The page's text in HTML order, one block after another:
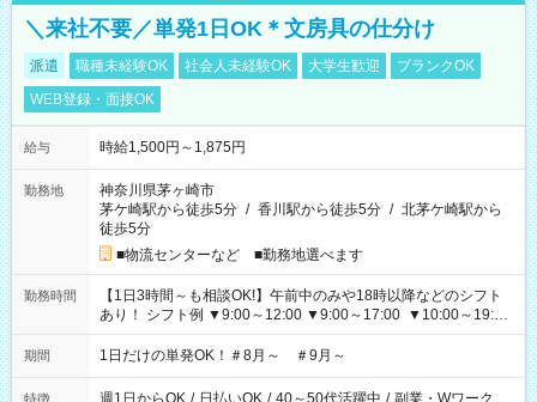
＼来社不要／単発1日OK＊文房具の仕分け
派遣 職種未経験OK 社会人未経験OK 大学生歓迎
ブランクOK
WEB登録・面接OK
給与 時給1,500円～1,875円
勤務地
神奈川県茅ヶ崎市
茅ケ崎駅から徒歩5分 / 香川駅から徒歩5分 / 北茅ケ崎駅から
徒歩5分
■物流センターなど ■勤務地選べます
勤務時間
【1日3時間～も相談OK!】午前中のみや18時以降などのシフト
あり！ シフト例 ▼9:00～12:00 ▼9:00～17:00 ▼10:00～19:00
▼18:00～21:00
期間 1日だけの単発OK！＃8月～ ＃9月～
特徴 週1日からOK / 日払いOK / 40～50代活躍中 / 副業・Wワーク